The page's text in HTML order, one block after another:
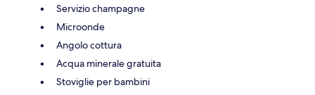
Servizio champagne
Microonde
Angolo cottura
Acqua minerale gratuita
Stoviglie per bambini